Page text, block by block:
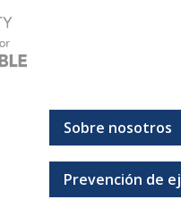
vivienda asequible
al que puedan llamar
Sobre nosotros
Prevención de